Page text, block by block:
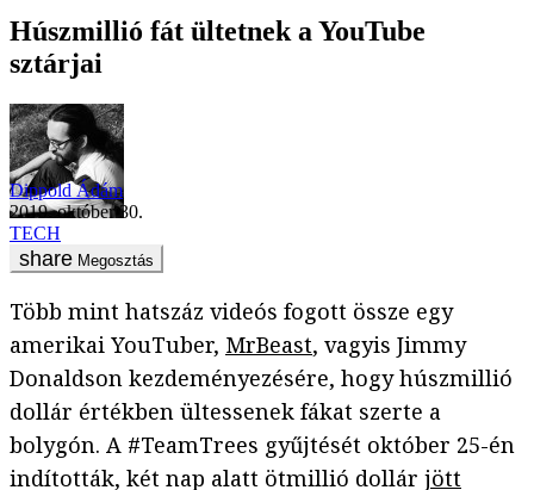
Húszmillió fát ültetnek a YouTube
sztárjai
Dippold Ádám
2019. október 30.
TECH
Megosztás
Több mint hatszáz videós fogott össze egy
amerikai YouTuber, MrBeast, vagyis Jimmy
Donaldson kezdeményezésére, hogy húszmillió
dollár értékben ültessenek fákat szerte a
bolygón. A #TeamTrees gyűjtését október 25-én
indították, két nap alatt ötmillió dollár jött